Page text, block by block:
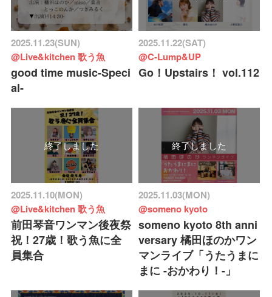
2025.11.23(SUN)
@Live&kitchen 歌う魚
good time music-Speci
al-
2025.11.22(SAT)
@C-Lump&UP
Go！Upstairs！ vol.112
終了しました
2025.11.10(MON)
@Live&kitchen 歌う魚
前田琴音ワンマン後夜祭
祝！27歳！歌う魚に全
員集合
終了しました
2025.11.03(MON)
@someno kyoto
someno kyoto 8th anni
versary 橘田ほのかワン
マンライブ「うたうまに
まに -おかわり！-」